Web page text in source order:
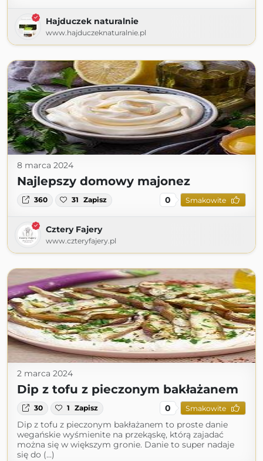
Hajduczek naturalnie
www.hajduczeknaturalnie.pl
8 marca 2024
Najlepszy domowy majonez
360 31 Zapisz 0 Smakowite
Cztery Fajery
www.czteryfajery.pl
2 marca 2024
Dip z tofu z pieczonym bakłażanem
30 1 Zapisz 0 Smakowite
Dip z tofu z pieczonym bakłażanem to proste danie
wegańskie wyśmienite na przekąskę, którą zajadać
można się w większym gronie. Danie to super nadaje
się do (...)